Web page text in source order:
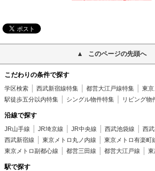
このページの先頭へ
こだわりの条件で探す
学区検索 西武新宿線特集 都営大江戸線特集
東
駅徒歩五分以内特集
シングル物件特集 リビング物
沿線で探す
JR山手線 JR埼京線 JR中央線 西武池袋線
西
西武新宿線
東京メトロ丸ノ内線
東京メトロ有楽町
東京メトロ副都心線
都営三田線 都営大江戸線 東
駅で探す